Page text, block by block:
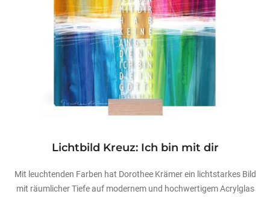
Lichtbild Kreuz: Ich bin mit dir
Mit leuchtenden Farben hat Dorothee Krämer ein lichtstarkes Bild
mit räumlicher Tiefe auf modernem und hochwertigem Acrylglas